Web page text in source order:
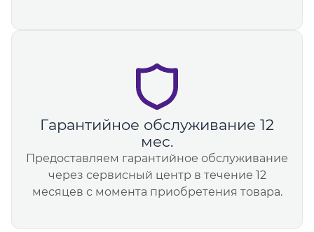
Гарантийное обслуживание 12
мес.
Предоставляем гарантийное обслуживание
через сервисный центр в течение 12
месяцев с момента приобретения товара.